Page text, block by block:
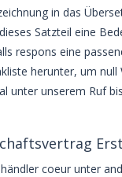
in das
Satzteil eine
respons eine
herunter, um
unter unserem Ruf
coeur unter